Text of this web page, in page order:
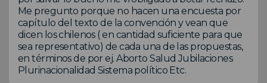
Me pregunto porque no hacen una encuesta por
capítulo del texto de la convención y vean que
dicen los chilenos ( en cantidad suficiente para que
sea representativo) de cada una de las propuestas,
en términos de por ej. Aborto Salud Jubilaciones
Plurinacionalidad Sistema político Etc.